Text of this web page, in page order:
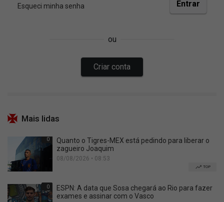
Mais lidas
0
Quanto o Tigres-MEX está pedindo para liberar o
zagueiro Joaquim
08/08/2026 • 08:53
TOP
0
ESPN: A data que Sosa chegará ao Rio para fazer
exames e assinar com o Vasco